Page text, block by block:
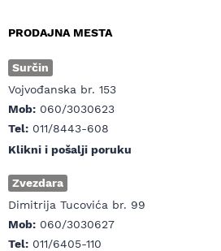
PRODAJNA MESTA
Surčin
Vojvođanska br. 153
Mob: 060/3030623
Tel: 011/8443-608
Klikni i pošalji poruku
Zvezdara
Dimitrija Tucovića br. 99
Mob: 060/3030627
Tel: 011/6405-110